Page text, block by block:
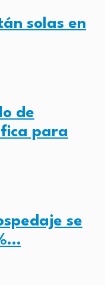
solas en
de
para
se